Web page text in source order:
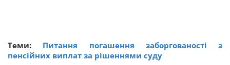
Теми: Питання погашення заборгованості з
пенсійних виплат за рішеннями суду